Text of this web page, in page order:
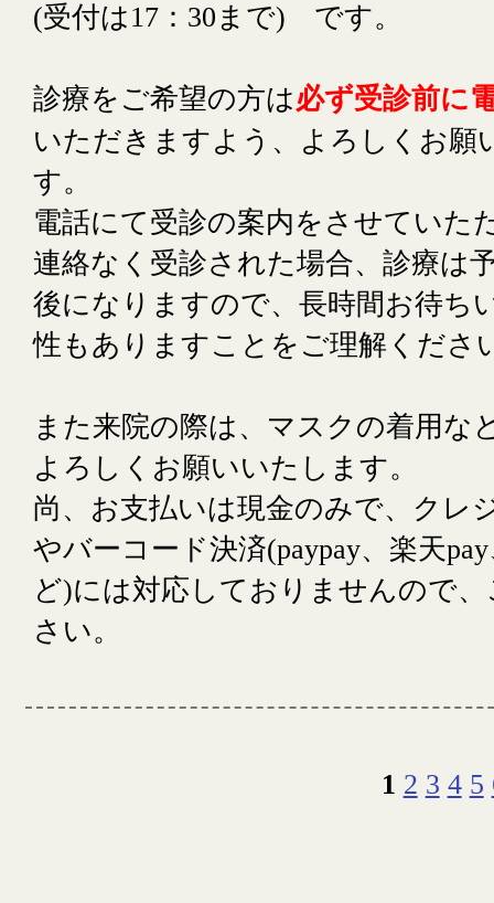
(受付は17：30まで) です。
診療をご希望の方は必ず受診前に
いただきますよう、よろしくお願
す。
電話にて受診の案内をさせていた
連絡なく受診された場合、診療は
後になりますので、長時間お待ち
性もありますことをご理解くださ
また来院の際は、マスクの着用な
よろしくお願いいたします。
尚、お支払いは現金のみで、クレ
やバーコード決済(paypay、楽天pay
ど)には対応しておりませんので
さい。
1 2 3 4 5